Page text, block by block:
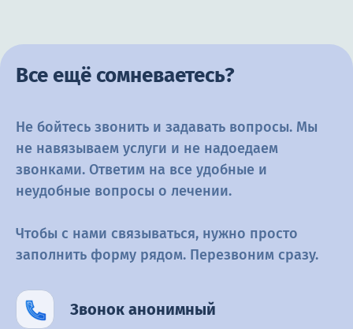
Все ещё сомневаетесь?
Не бойтесь звонить и задавать вопросы. Мы
не навязываем услуги и не надоедаем
звонками. Ответим на все удобные и
неудобные вопросы о лечении.
Чтобы с нами связываться, нужно просто
заполнить форму рядом. Перезвоним сразу.
Звонок анонимный